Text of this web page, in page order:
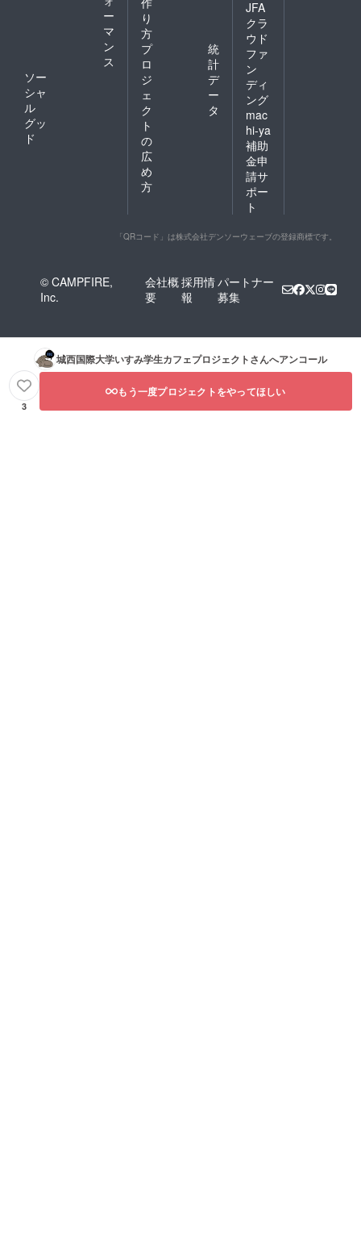
ー
マ
ン
ス
ソー
シャ
ル
グッ
ド
り
方
プ
ロ
ジ
ェ
ク
ト
の
広
め
方
統
計
デ
ー
タ
JFA
クラ
ウド
ファ
ン
ディ
ング
mac
hi-ya
補助
金申
請サ
ポー
ト
「QRコード」は株式会社デンソーウェーブの登録商標です。
© CAMPFIRE,
Inc.
会社概
要
採用情
報
パートナー
募集
城西国際大学いすみ学生カフェプロジェクトさんへアンコール
3
もう一度プロジェクトをやってほしい